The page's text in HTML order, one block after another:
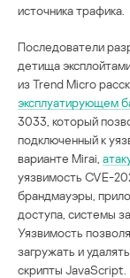
источника трафика.
Последователи
детища
из Trend Micro
эксплуатирующем
3033, который
подключенный к
варианте Mirai,
уязвимость CVE-
брандмауэры,
доступа, системы
Уязвимость
загружать и
скрипты JavaScript.